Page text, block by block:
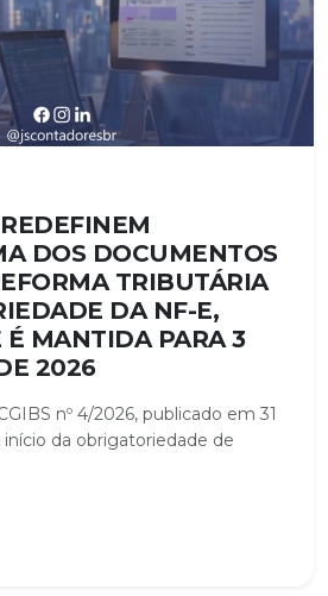
DOS DOCUMENTOS
TRIBUTÁRIA
DA NF-E,
É MANTIDA PARA 3
2026
nº 4/2026, publicado em 31
início da obrigatoriedade de